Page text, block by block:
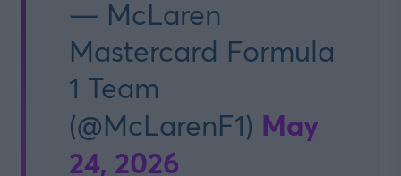
— McLaren
Mastercard Formula
1 Team
(@McLarenF1) May
24, 2026